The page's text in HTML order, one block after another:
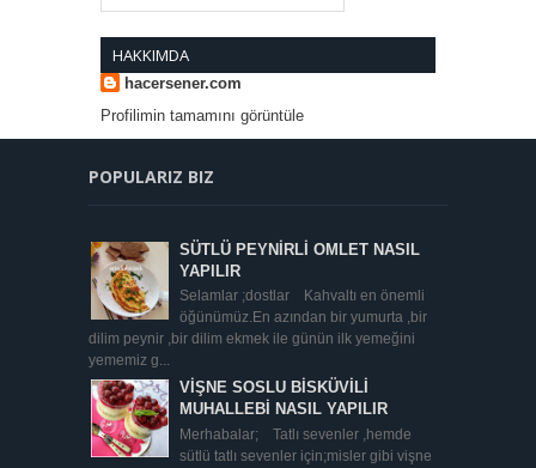
HAKKIMDA
hacersener.com
Profilimin tamamını görüntüle
POPULARIZ BIZ
SÜTLÜ PEYNİRLİ OMLET NASIL
YAPILIR
Selamlar ;dostlar Kahvaltı en önemli
öğünümüz.En azından bir yumurta ,bir
dilim peynir ,bir dilim ekmek ile günün ilk yemeğini
yememiz g...
VİŞNE SOSLU BİSKÜVİLİ
MUHALLEBİ NASIL YAPILIR
Merhabalar; Tatlı sevenler ,hemde
sütlü tatlı sevenler için;misler gibi vişne